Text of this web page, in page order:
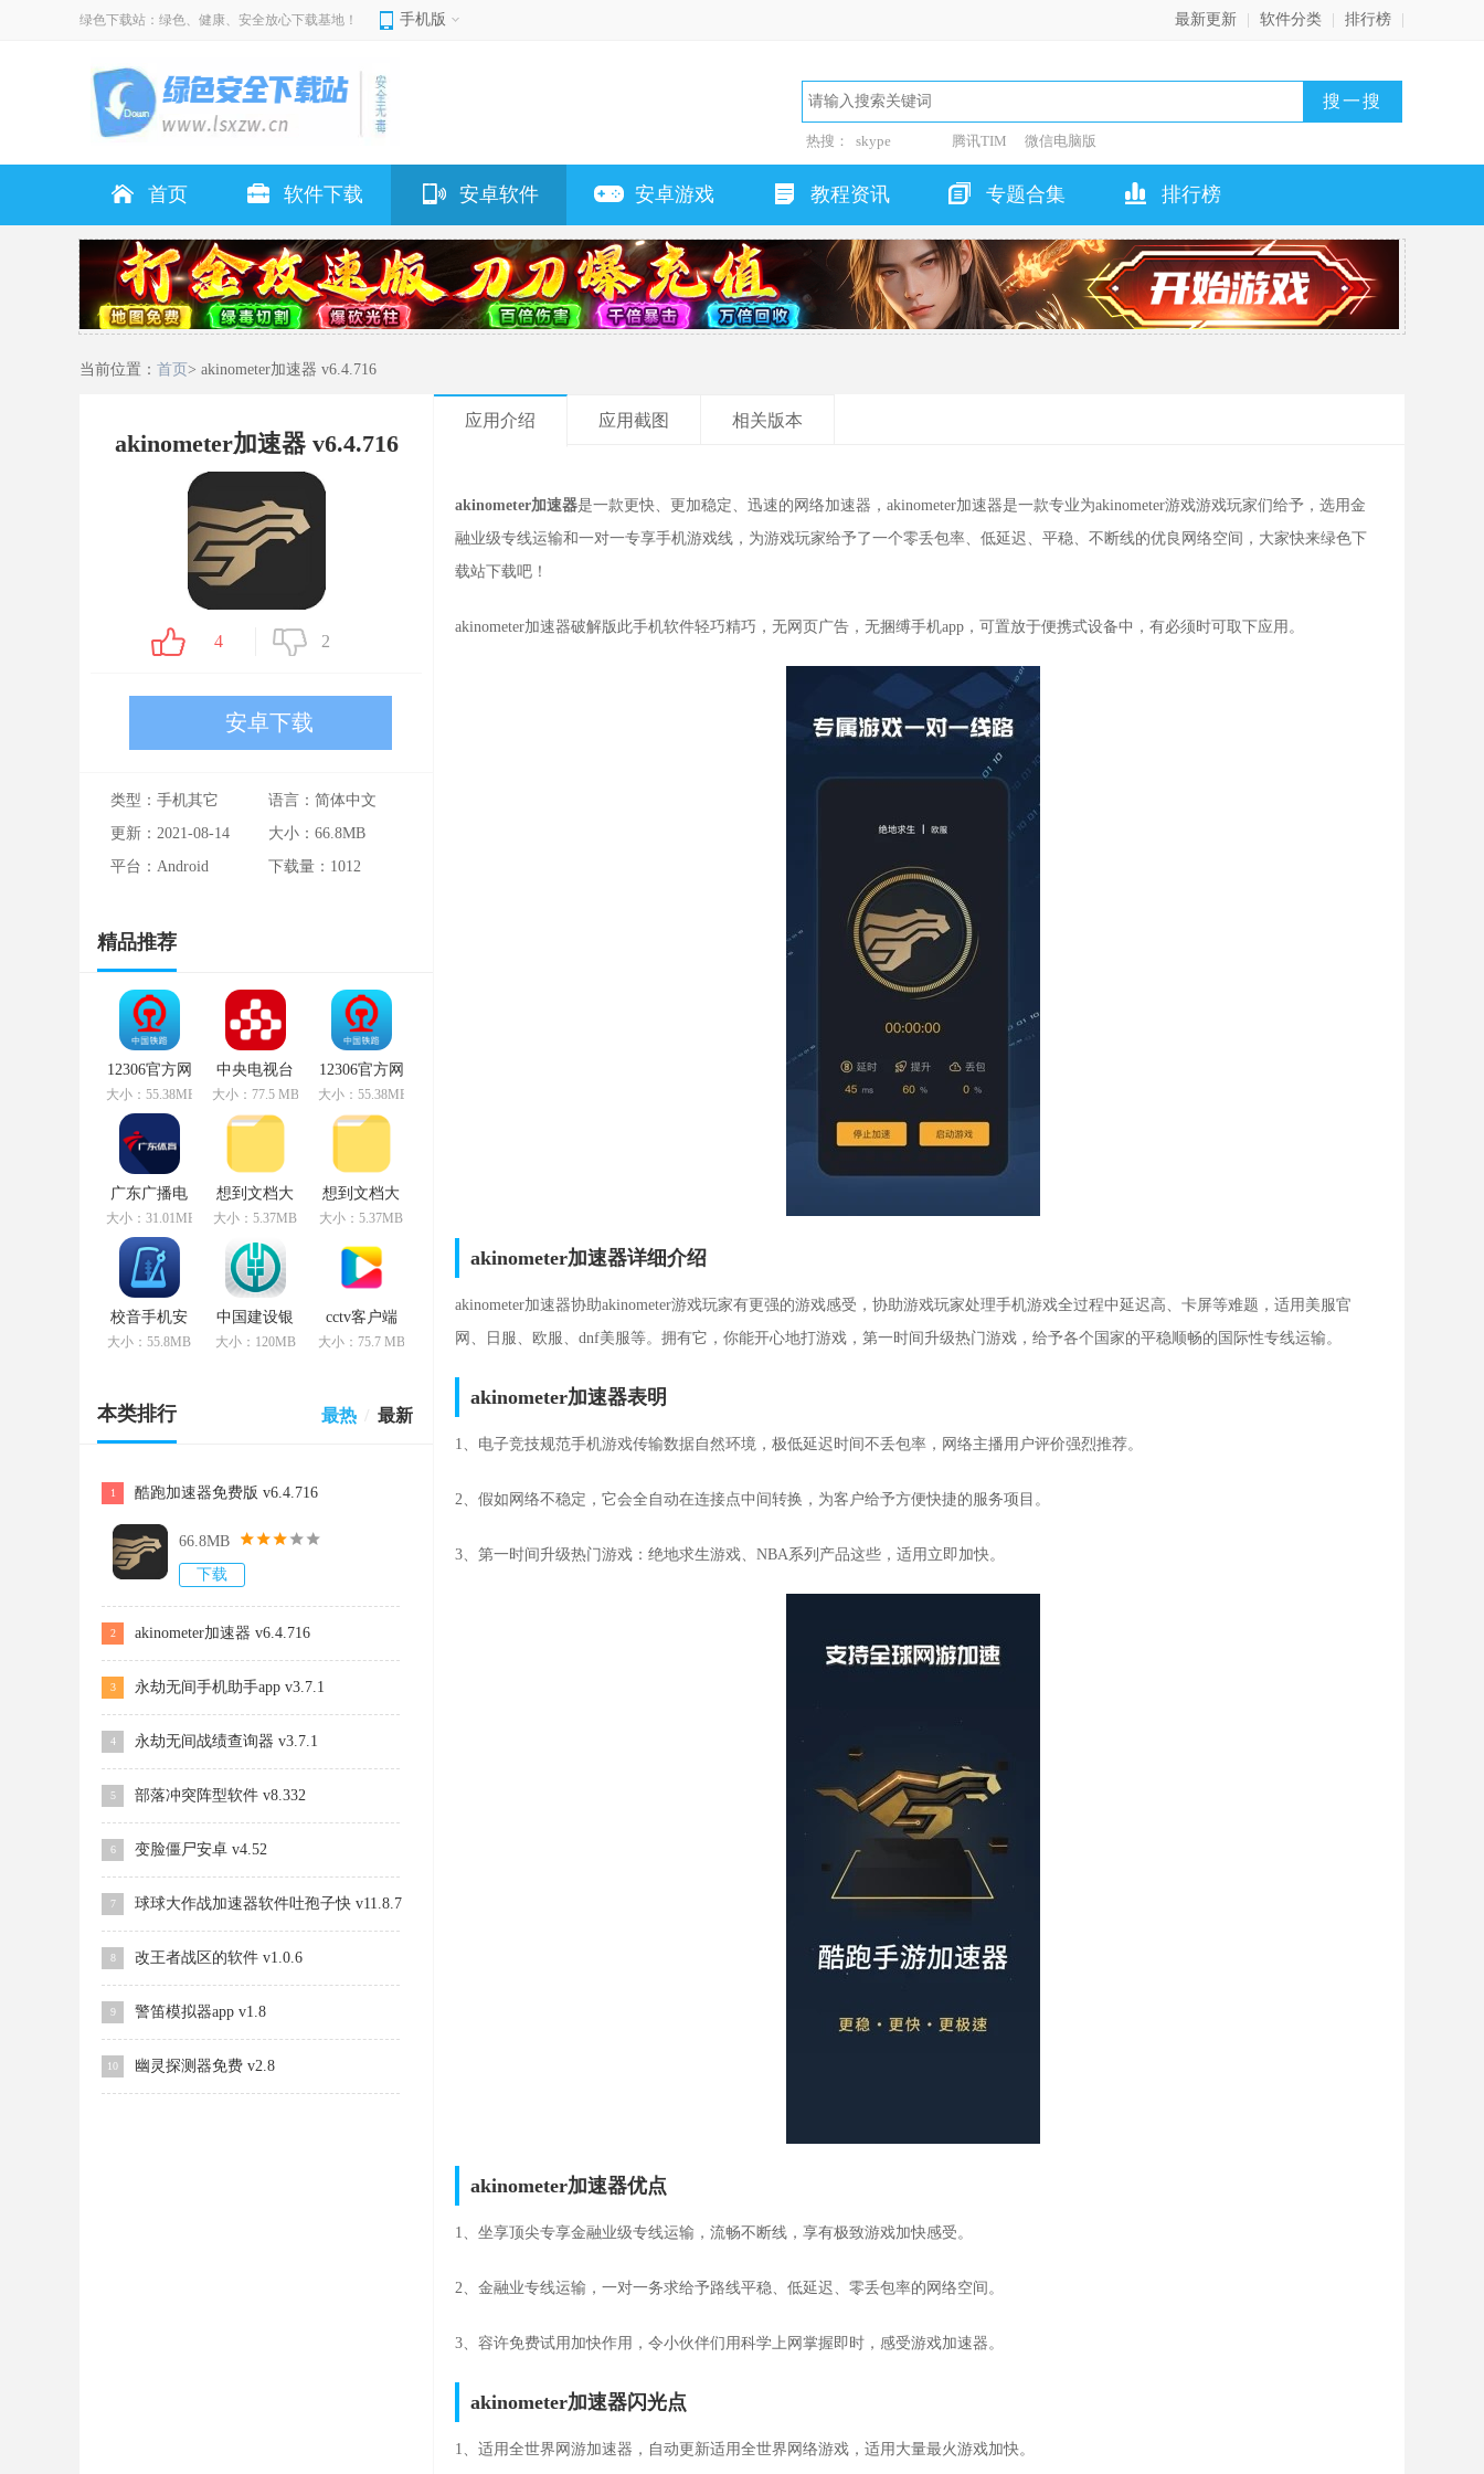
绿色下载站：绿色、健康、安全放心下载基地！ 手机版 最新更新 软件分类 排行榜
热搜： skype 腾讯TIM 微信电脑版
首页 软件下载 安卓软件 安卓游戏 教程资讯 专题合集 排行榜
当前位置： 首页 > akinometer加速器 v6.4.716
akinometer加速器 v6.4.716
4 2
安卓下载
类型：手机其它
语言：简体中文
更新：2021-08-14
大小：66.8MB
平台：Android
下载量： 1012
精品推荐
12306官方网
站购票app手
机版 v5.2.1
大小：55.38MB
中央电视台
视频app
大小：77.5 MB
12306官方网
站购票app最
新版本
v3.3.55
大小：55.38MB
广东广播电
视台app
大小：31.01MB
想到文档大
管家app
v3.5.58
大小：5.37MB
想到文档大
管家手机版
6.1.5 v3.5.58
大小：5.37MB
校音手机安
卓版完全免
费 v5.5.5
大小：55.8MB
中国建设银
行最新版本
app v6.2.0
大小：120MB
cctv客户端
手机版
大小：75.7 MB
本类排行 最热 最新
1 酷跑加速器免费版 v6.4.716
66.8MB
下载
2 akinometer加速器 v6.4.716
3 永劫无间手机助手app v3.7.1
4 永劫无间战绩查询器 v3.7.1
5 部落冲突阵型软件 v8.332
6 变脸僵尸安卓 v4.52
7 球球大作战加速器软件吐孢子快 v11.8.7
8 改王者战区的软件 v1.0.6
9 警笛模拟器app v1.8
10 幽灵探测器免费 v2.8
应用介绍 应用截图 相关版本
akinometer加速器是一款更快、更加稳定、迅速的网络加速器，akinometer加速器是一款专业为akinometer游戏游戏玩家们给予，选用金
融业级专线运输和一对一专享手机游戏线，为游戏玩家给予了一个零丢包率、低延迟、平稳、不断线的优良网络空间，大家快来绿色下
载站下载吧！
akinometer加速器破解版此手机软件轻巧精巧，无网页广告，无捆缚手机app，可置放于便携式设备中，有必须时可取下应用。
akinometer加速器详细介绍
akinometer加速器协助akinometer游戏玩家有更强的游戏感受，协助游戏玩家处理手机游戏全过程中延迟高、卡屏等难题，适用美服官
网、日服、欧服、dnf美服等。拥有它，你能开心地打游戏，第一时间升级热门游戏，给予各个国家的平稳顺畅的国际性专线运输。
akinometer加速器表明
1、电子竞技规范手机游戏传输数据自然环境，极低延迟时间不丢包率，网络主播用户评价强烈推荐。
2、假如网络不稳定，它会全自动在连接点中间转换，为客户给予方便快捷的服务项目。
3、第一时间升级热门游戏：绝地求生游戏、NBA系列产品这些，适用立即加快。
akinometer加速器优点
1、坐享顶尖专享金融业级专线运输，流畅不断线，享有极致游戏加快感受。
2、金融业专线运输，一对一务求给予路线平稳、低延迟、零丢包率的网络空间。
3、容许免费试用加快作用，令小伙伴们用科学上网掌握即时，感受游戏加速器。
akinometer加速器闪光点
1、适用全世界网游加速器，自动更新适用全世界网络游戏，适用大量最火游戏加快。